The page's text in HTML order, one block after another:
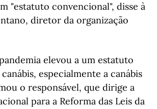
"estatuto convencional", disse à
diretor da organização
elevou a um estatuto
especialmente a canábis
o responsável, que dirige a
para a Reforma das Leis da